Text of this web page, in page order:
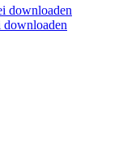
downloaden
downloaden